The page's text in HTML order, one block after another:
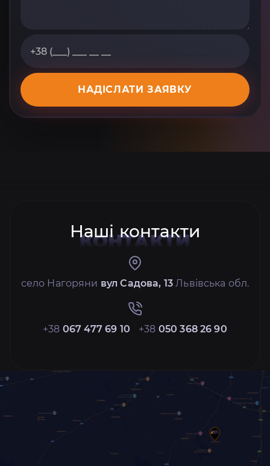
НАДІСЛАТИ ЗАЯВКУ
Наші контакти
КОНТАКТИ
село Нагоряни вул Садова, 13 Львівська обл.
+38 067 477 69 10 +38 050 368 26 90